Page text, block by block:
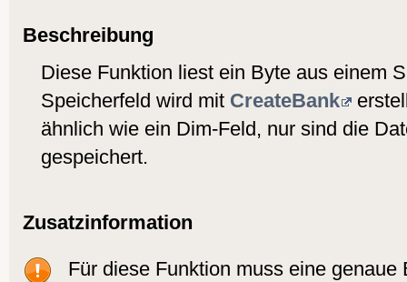
Beschreibung
Diese Funktion liest ein Byte aus einem
Speicherfeld wird mit CreateBank
ähnlich wie ein Dim-Feld, nur sind die
gespeichert.
Zusatzinformation
Für diese Funktion muss eine genaue